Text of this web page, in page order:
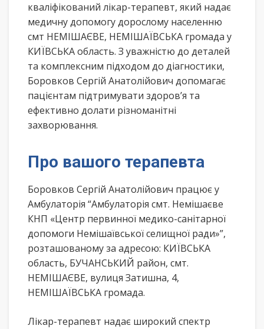
кваліфікований лікар-терапевт, який надає
медичну допомогу дорослому населенню
смт НЕМІШАЄВЕ, НЕМІШАЇВСЬКА громада у
КИЇВСЬКА область. З уважністю до деталей
та комплексним підходом до діагностики,
Боровков Сергій Анатолійович допомагає
пацієнтам підтримувати здоров’я та
ефективно долати різноманітні
захворювання.
Про вашого терапевта
Боровков Сергій Анатолійович працює у
Амбулаторія “Амбулаторія смт. Немішаєве
КНП «Центр первинної медико-санітарної
допомоги Немішаївської селищної ради»”,
розташованому за адресою: КИЇВСЬКА
область, БУЧАНСЬКИЙ район, смт.
НЕМІШАЄВЕ, вулиця Затишна, 4,
НЕМІШАЇВСЬКА громада.
Лікар-терапевт надає широкий спектр